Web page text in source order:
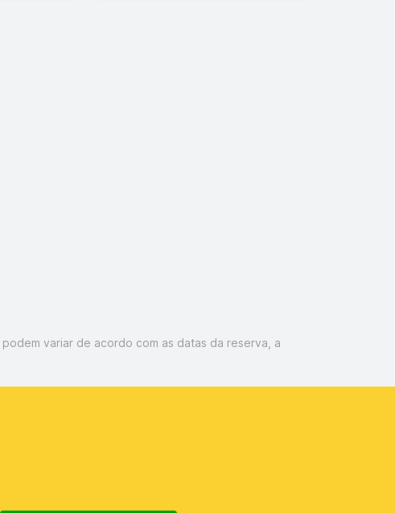
variar de acordo com as datas da reserva, a